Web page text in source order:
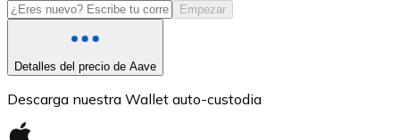
Empezar
Detalles del precio de Aave
Descarga nuestra Wallet auto-custodia